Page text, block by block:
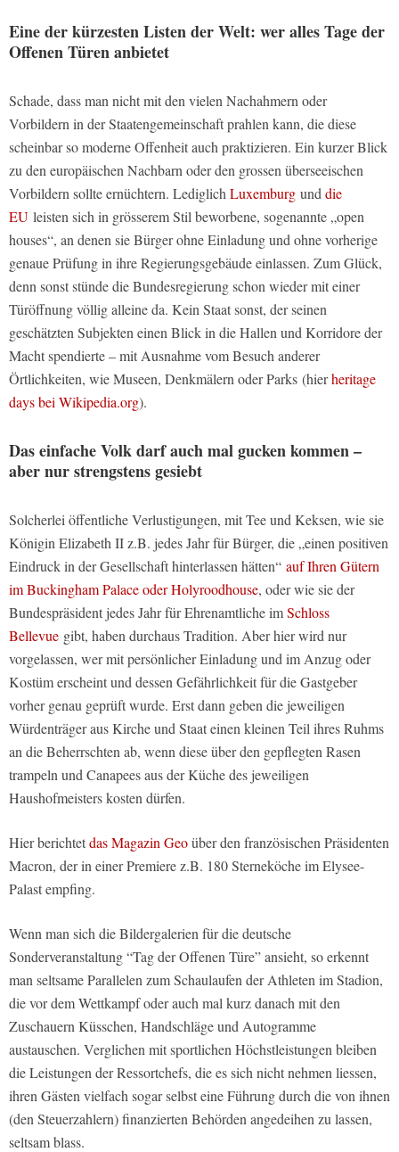
Eine der kürzesten Listen der Welt: wer alles Tage der
Offenen Türen anbietet
Schade, dass man nicht mit den vielen Nachahmern oder
Vorbildern in der Staatengemeinschaft prahlen kann, die diese
scheinbar so moderne Offenheit auch praktizieren. Ein kurzer Blick
zu den europäischen Nachbarn oder den grossen überseeischen
Vorbildern sollte ernüchtern. Lediglich Luxemburg und die
EU leisten sich in grösserem Stil beworbene, sogenannte „open
houses“, an denen sie Bürger ohne Einladung und ohne vorherige
genaue Prüfung in ihre Regierungsgebäude einlassen. Zum Glück,
denn sonst stünde die Bundesregierung schon wieder mit einer
Türöffnung völlig alleine da. Kein Staat sonst, der seinen
geschätzten Subjekten einen Blick in die Hallen und Korridore der
Macht spendierte – mit Ausnahme vom Besuch anderer
Örtlichkeiten, wie Museen, Denkmälern oder Parks (hierheritage
days bei Wikipedia.org).
Das einfache Volk darf auch mal gucken kommen –
aber nur strengstens gesiebt
Solcherlei öffentliche Verlustigungen, mit Tee und Keksen, wie sie
Königin Elizabeth II z.B. jedes Jahr für Bürger, die „einen positiven
Eindruck in der Gesellschaft hinterlassen hätten“ auf Ihren Gütern
im Buckingham Palace oder Holyroodhouse, oder wie sie der
Bundespräsident jedes Jahr für Ehrenamtliche imSchloss
Bellevue gibt, haben durchaus Tradition. Aber hier wird nur
vorgelassen, wer mit persönlicher Einladung und im Anzug oder
Kostüm erscheint und dessen Gefährlichkeit für die Gastgeber
vorher genau geprüft wurde. Erst dann geben die jeweiligen
Würdenträger aus Kirche und Staat einen kleinen Teil ihres Ruhms
an die Beherrschten ab, wenn diese über den gepflegten Rasen
trampeln und Canapees aus der Küche des jeweiligen
Haushofmeisters kosten dürfen.
Hier berichtetdas Magazin Geoüber den französischen Präsidenten
Macron, der in einer Premiere z.B. 180 Sterneköche im Elysee-
Palast empfing.
Wenn man sich die Bildergalerien für die deutsche
Sonderveranstaltung “Tag der Offenen Türe” ansieht, so erkennt
man seltsame Parallelen zum Schaulaufen der Athleten im Stadion,
die vor dem Wettkampf oder auch mal kurz danach mit den
Zuschauern Küsschen, Handschläge und Autogramme
austauschen. Verglichen mit sportlichen Höchstleistungen bleiben
die Leistungen der Ressortchefs, die es sich nicht nehmen liessen,
ihren Gästen vielfach sogar selbst eine Führung durch die von ihnen
(den Steuerzahlern) finanzierten Behörden angedeihen zu lassen,
seltsam blass.